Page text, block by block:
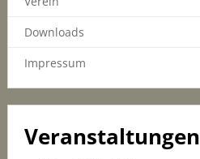
Downloads
Impressum
Veranstaltungen